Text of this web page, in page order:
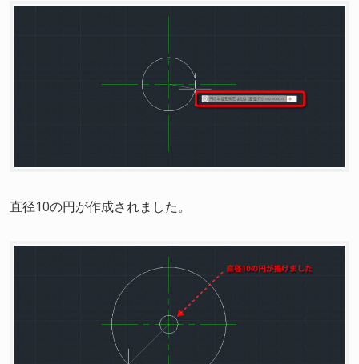
直径10の円が作成されました。